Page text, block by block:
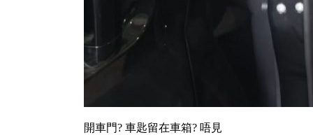
開車門? 車匙留在車箱? 唔見